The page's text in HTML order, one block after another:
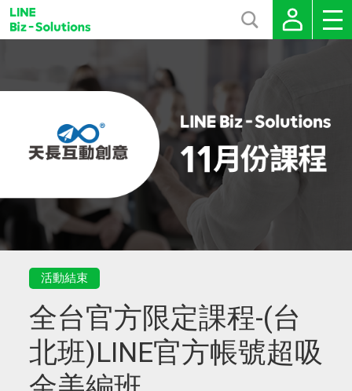
活動結束
全台官方限定課程-(台
北班)LINE官方帳號超吸